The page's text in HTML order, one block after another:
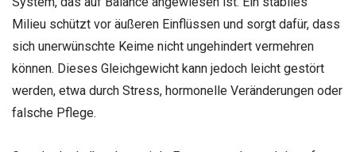
Milieu schützt vor äußeren Einflüssen und sorgt dafür, dass
sich unerwünschte Keime nicht ungehindert vermehren
können. Dieses Gleichgewicht kann jedoch leicht gestört
werden, etwa durch Stress, hormonelle Veränderungen oder
falsche Pflege.